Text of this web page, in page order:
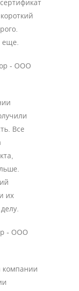
еще.
- ООО
Все
их
- ООО
компании